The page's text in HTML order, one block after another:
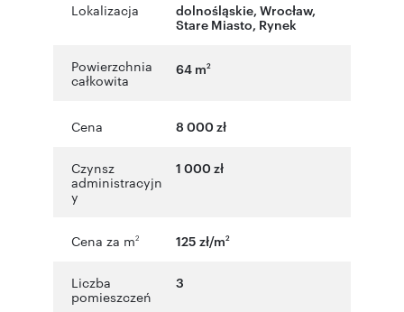
Lokalizacja dolnośląskie, Wrocław,
Stare Miasto, Rynek
Powierzchnia
całkowita
64 m2
Cena 8 000 zł
Czynsz
administracyjn
y
1 000 zł
Cena za m2 125 zł/m2
Liczba
pomieszczeń
3